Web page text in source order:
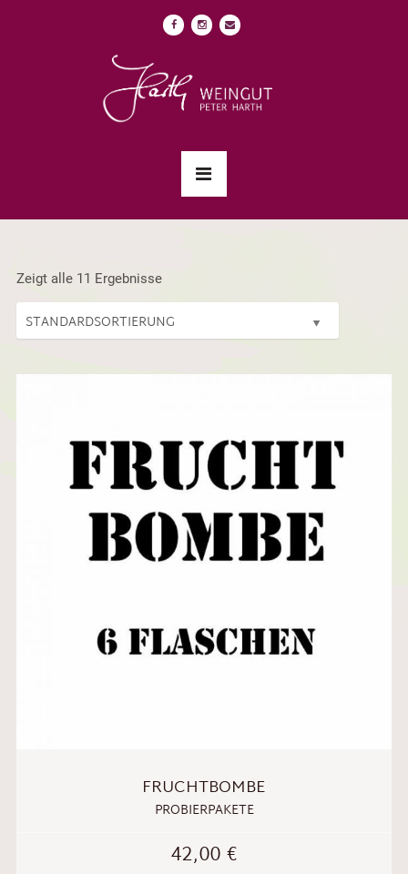
Zeigt alle 11 Ergebnisse
FRUCHTBOMBE
PROBIERPAKETE
42,00€